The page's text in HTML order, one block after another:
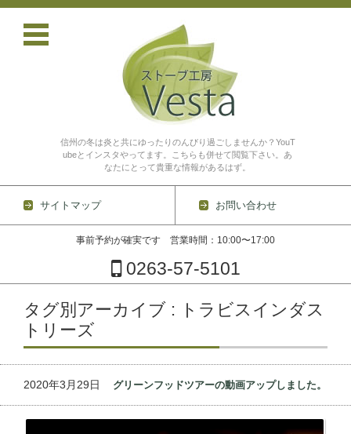
信州の冬は炎と共にゆったりのんびり過ごしませんか？YouT
ubeとインスタやってます。こちらも併せて閲覧下さい。あ
なたにとって貴重な情報があるはず。
サイトマップ お問い合わせ
事前予約が確実です 営業時間：10:00〜17:00
0263-57-5101
コンテンツに移動
タグ別アーカイブ : トラビスインダス
トリーズ
2020年3月29日 グリーンフッドツアーの動画アップしました。